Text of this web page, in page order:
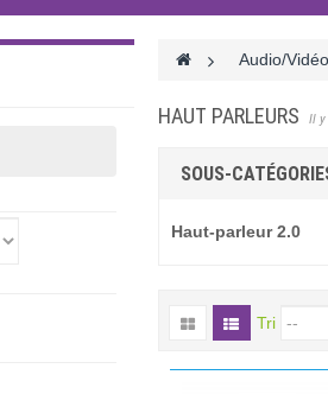
> Audio/
HAUT PARLEURS Il y
SOUS-
Haut-parleur 2.0
Tri